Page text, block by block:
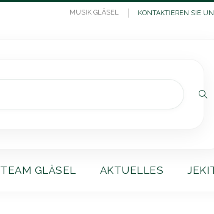
MUSIK GLÄSEL KONTAKTIEREN SIE
TEAM GLÄSEL AKTUELLES